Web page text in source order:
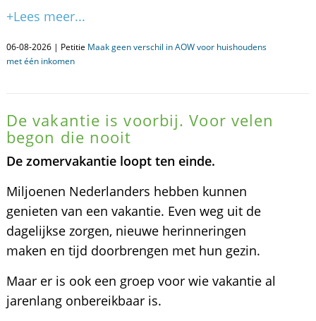
+Lees meer...
06-08-2026 | Petitie Maak geen verschil in AOW voor huishoudens
met één inkomen
De vakantie is voorbij. Voor velen
begon die nooit
De zomervakantie loopt ten einde.
Miljoenen Nederlanders hebben kunnen
genieten van een vakantie. Even weg uit de
dagelijkse zorgen, nieuwe herinneringen
maken en tijd doorbrengen met hun gezin.
Maar er is ook een groep voor wie vakantie al
jarenlang onbereikbaar is.